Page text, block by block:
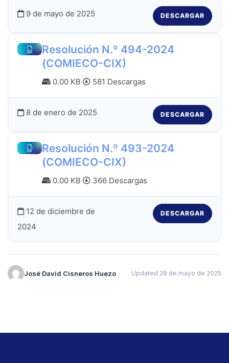
9 de mayo de 2025 DESCARGAR
Resolución N.º 494-2024
(COMIECO-CIX)
0.00 KB 581 Descargas
8 de enero de 2025 DESCARGAR
Resolución N.º 493-2024
(COMIECO-CIX)
0.00 KB 366 Descargas
12 de diciembre de
2024
DESCARGAR
José David Cisneros Huezo Updated 28 de mayo de 2025